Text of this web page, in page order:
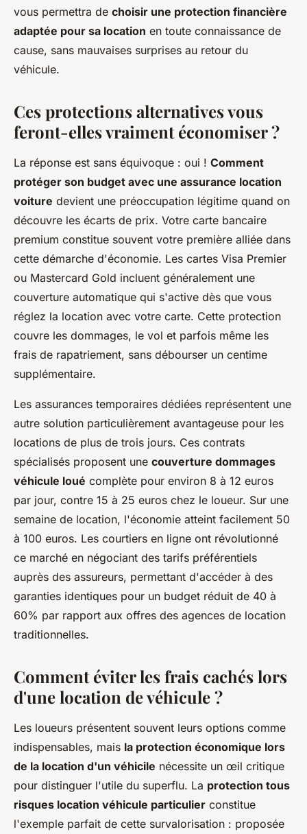
vous permettra de choisir une protection financière
adaptée pour sa location en toute connaissance de
cause, sans mauvaises surprises au retour du
véhicule.
Ces protections alternatives vous
feront-elles vraiment économiser ?
La réponse est sans équivoque : oui ! Comment
protéger son budget avec une assurance location
voiture devient une préoccupation légitime quand on
découvre les écarts de prix. Votre carte bancaire
premium constitue souvent votre première alliée dans
cette démarche d'économie. Les cartes Visa Premier
ou Mastercard Gold incluent généralement une
couverture automatique qui s'active dès que vous
réglez la location avec votre carte. Cette protection
couvre les dommages, le vol et parfois même les
frais de rapatriement, sans débourser un centime
supplémentaire.
Les assurances temporaires dédiées représentent une
autre solution particulièrement avantageuse pour les
locations de plus de trois jours. Ces contrats
spécialisés proposent une couverture dommages
véhicule loué complète pour environ 8 à 12 euros
par jour, contre 15 à 25 euros chez le loueur. Sur une
semaine de location, l'économie atteint facilement 50
à 100 euros. Les courtiers en ligne ont révolutionné
ce marché en négociant des tarifs préférentiels
auprès des assureurs, permettant d'accéder à des
garanties identiques pour un budget réduit de 40 à
60% par rapport aux offres des agences de location
traditionnelles.
Comment éviter les frais cachés lors
d'une location de véhicule ?
Les loueurs présentent souvent leurs options comme
indispensables, mais la protection économique lors
de la location d'un véhicile nécessite un œil critique
pour distinguer l'utile du superflu. La protection tous
risques location véhicule particulier constitue
l'exemple parfait de cette survalorisation : proposée